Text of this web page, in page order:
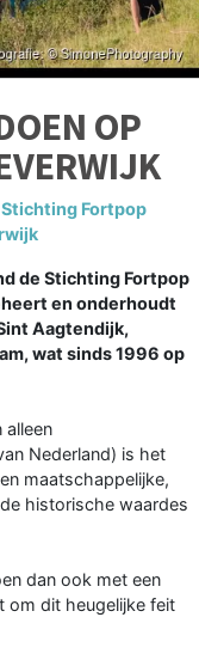
OP
Stichting Fortpop
de Stichting Fortpop
en onderhoudt
Aagtendijk,
wat sinds 1996 op
alleen
Nederland) is het
maatschappelijke,
historische waardes
dan ook met een
om dit heugelijke feit